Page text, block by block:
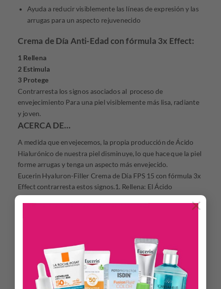
×
Ayuda a reducir visiblemente las líneas de expresión y las
arrugas para un aspecto rejuvenecido
Crema de Día Anti-Edad con fórmula 3x Effect:
1 Rellena
2 Estimula
3 Protege
Contrarresta los signos asociados al proceso de
envejecimiento Para una piel visiblemente más lisa, radiante
y joven.
ACERCA DE…
A medida que envejecemos, la propia producción de Ácido
Hialurónico de nuestra piel disminuye, lo que hace que la piel
forme arrugas y tenga un aspecto más envejecido.
Eucerin Hyaluron-Filler Crema de Día FPS 15 con fórmula 3x
Effect contrarresta estos signos.1. Rellena: El Ácido
Hialurónico de alto y bajo peso molecular hidrata y ayuda a
2. Estimula: La Saponina Antioxidante, ayuda a activar la
256% y protege la piel de los radicales libres.
3. Protege: La Enoxolona ayuda a disminuir la tasa de
degradación del Ácido Hialurónico en más de un 50%.
Eucerin Hyaluron-Filler 3x Effect Crema de Día FPS 15
aborda los primeros signos de envejecimiento en la piel seca.